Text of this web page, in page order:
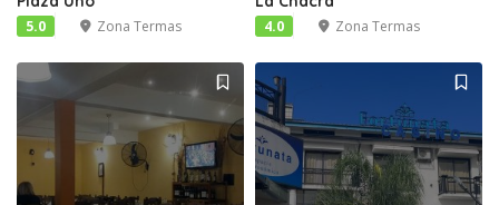
5.0 Zona Termas 4.0 Zona Termas